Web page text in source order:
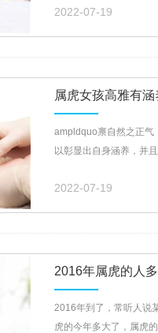
2022-07-19
属虎女孩高雅有
ampldquo禀自然之正气
以彰显出自身涵养，并
2022-07-19
2016年属虎的人
2016年到了，常听人说
虎的今年多大了，属虎